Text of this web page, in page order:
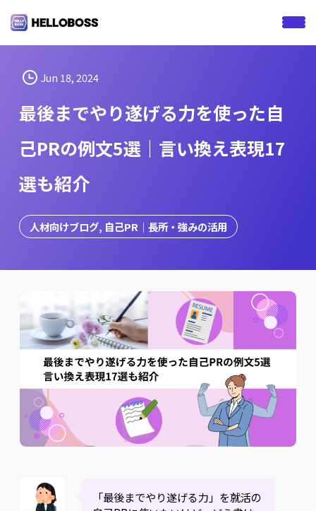
i
Jun 18, 2024
最後までやり遂げる力を使った自
己PRの例文5選｜言い換え表現17
選も紹介
人材向けブログ, 自己PR｜長所・強みの活用
「最後までやり遂げる力」を就活の